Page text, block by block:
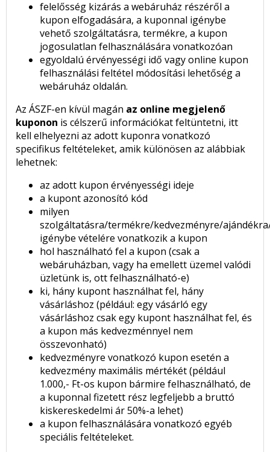
felelősség kizárás a webáruház részéről a
kupon elfogadására, a kuponnal igénybe
vehető szolgáltatásra, termékre, a kupon
jogosulatlan felhasználására vonatkozóan
egyoldalú érvényességi idő vagy online kupon
felhasználási feltétel módosítási lehetőség a
webáruház oldalán.
Az ÁSZF-en kívül magán az online megjelenő
kuponon is célszerű információkat feltüntetni, itt
kell elhelyezni az adott kuponra vonatkozó
specifikus feltételeket, amik különösen az alábbiak
lehetnek:
az adott kupon érvényességi ideje
a kupont azonosító kód
milyen
szolgáltatásra/termékre/kedvezményre/
igénybe vételére vonatkozik a kupon
hol használható fel a kupon (csak a
webáruházban, vagy ha emellett üzemel valódi
üzletünk is, ott felhasználható-e)
ki, hány kupont használhat fel, hány
vásárláshoz (például: egy vásárló egy
vásárláshoz csak egy kupont használhat fel, és
a kupon más kedvezménnyel nem
összevonható)
kedvezményre vonatkozó kupon esetén a
kedvezmény maximális mértékét (például
1.000,- Ft-os kupon bármire felhasználható, de
a kuponnal fizetett rész legfeljebb a bruttó
kiskereskedelmi ár 50%-a lehet)
a kupon felhasználására vonatkozó egyéb
speciális feltételeket.